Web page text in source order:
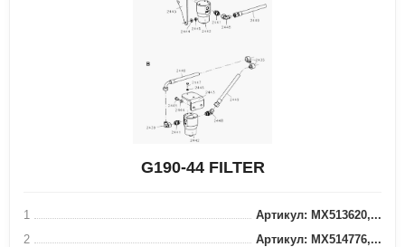
G190-44 FILTER
1
Артикул: MX513620,...
2
Артикул: MX514776,...